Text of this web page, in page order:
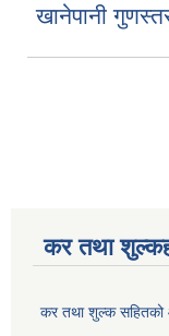
खानेपानी
कर तथा
कर तथा शुल्क सहितको